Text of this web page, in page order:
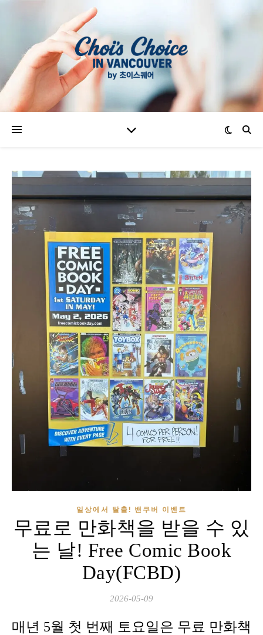
일상에서 탈출! 밴쿠버 이벤트
무료로 만화책을 받을 수 있
는 날! Free Comic Book
Day(FCBD)
2026-05-09
매년 5월 첫 번째 토요일은 무료 만화책